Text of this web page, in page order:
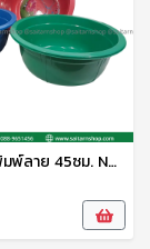
กะละมังกลมพิมพ์ลาย 45ซม. No.45 สีทึบ เอมิกา